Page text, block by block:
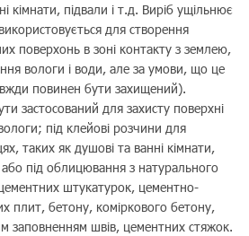
кімнати, підвали і т.д. Виріб ущільнює
для створення
поверхонь в зоні контакту з землею,
вологи і води, але за умови, що це
повинен бути захищений).
застосований для захисту поверхні
під клейові розчини для
таких як душові та ванні кімнати,
або під облицювання з натурального
штукатурок, цементно-
плит, бетону, коміркового бетону,
заповненням швів, цементних стяжок.